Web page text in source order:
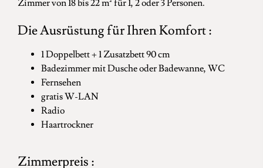
Zimmer von 18 bis 22 m² für 1, 2 oder 3 Personen.
Die Ausrüstung für Ihren Komfort :
1 Doppelbett + 1 Zusatzbett 90 cm
Badezimmer mit Dusche oder Badewanne, WC
Fernsehen
gratis W-LAN
Radio
Haartrockner
Zimmerpreis :